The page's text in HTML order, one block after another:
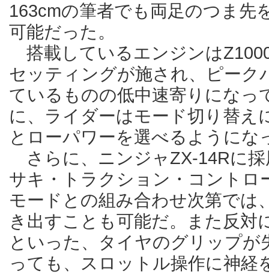
163cmの筆者でも両足のつま先
可能だった。
搭載しているエンジンは
セッティングが施され、ピーク
ているものの低中速寄りになっ
に、ライダーはモード切り替え
とローパワーを選べるようにな
さらに、ニンジャZX-14Rに
サキ・トラクション・コントロ
モードとの組み合わせ次第では
き出すことも可能だ。また反対
といった、タイヤのグリップが
っても、スロットル操作に神経